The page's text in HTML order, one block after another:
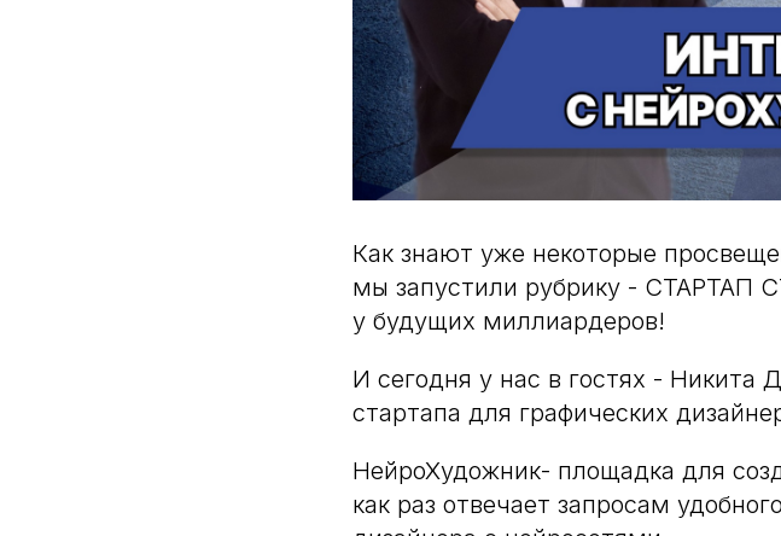
Как знают уже некоторые
мы запустили рубрику - СТАРТАП
у будущих миллиардеров!
И сегодня у нас в гостях - Никита
стартапа для графических
НейроХудожник- площадка для
как раз отвечает запросам